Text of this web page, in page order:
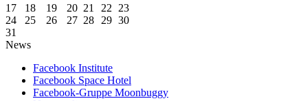
17
18 19 20 21 22 23
24
25 26 27 28 29 30
31
News
Facebook Institute
Facebook Space Hotel
Facebook-Gruppe Moonbuggy